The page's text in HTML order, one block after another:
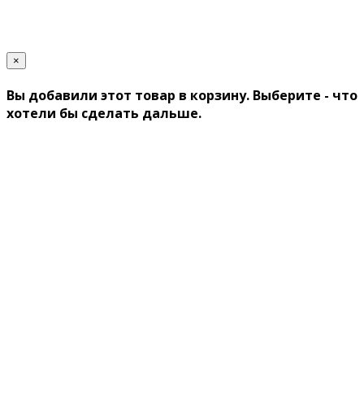
×
Вы добавили этот товар в корзину. Выберите - что
хотели бы сделать дальше.